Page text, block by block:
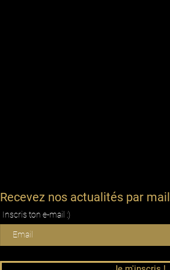
Recevez nos actualités par mail
Inscris ton e-mail :)